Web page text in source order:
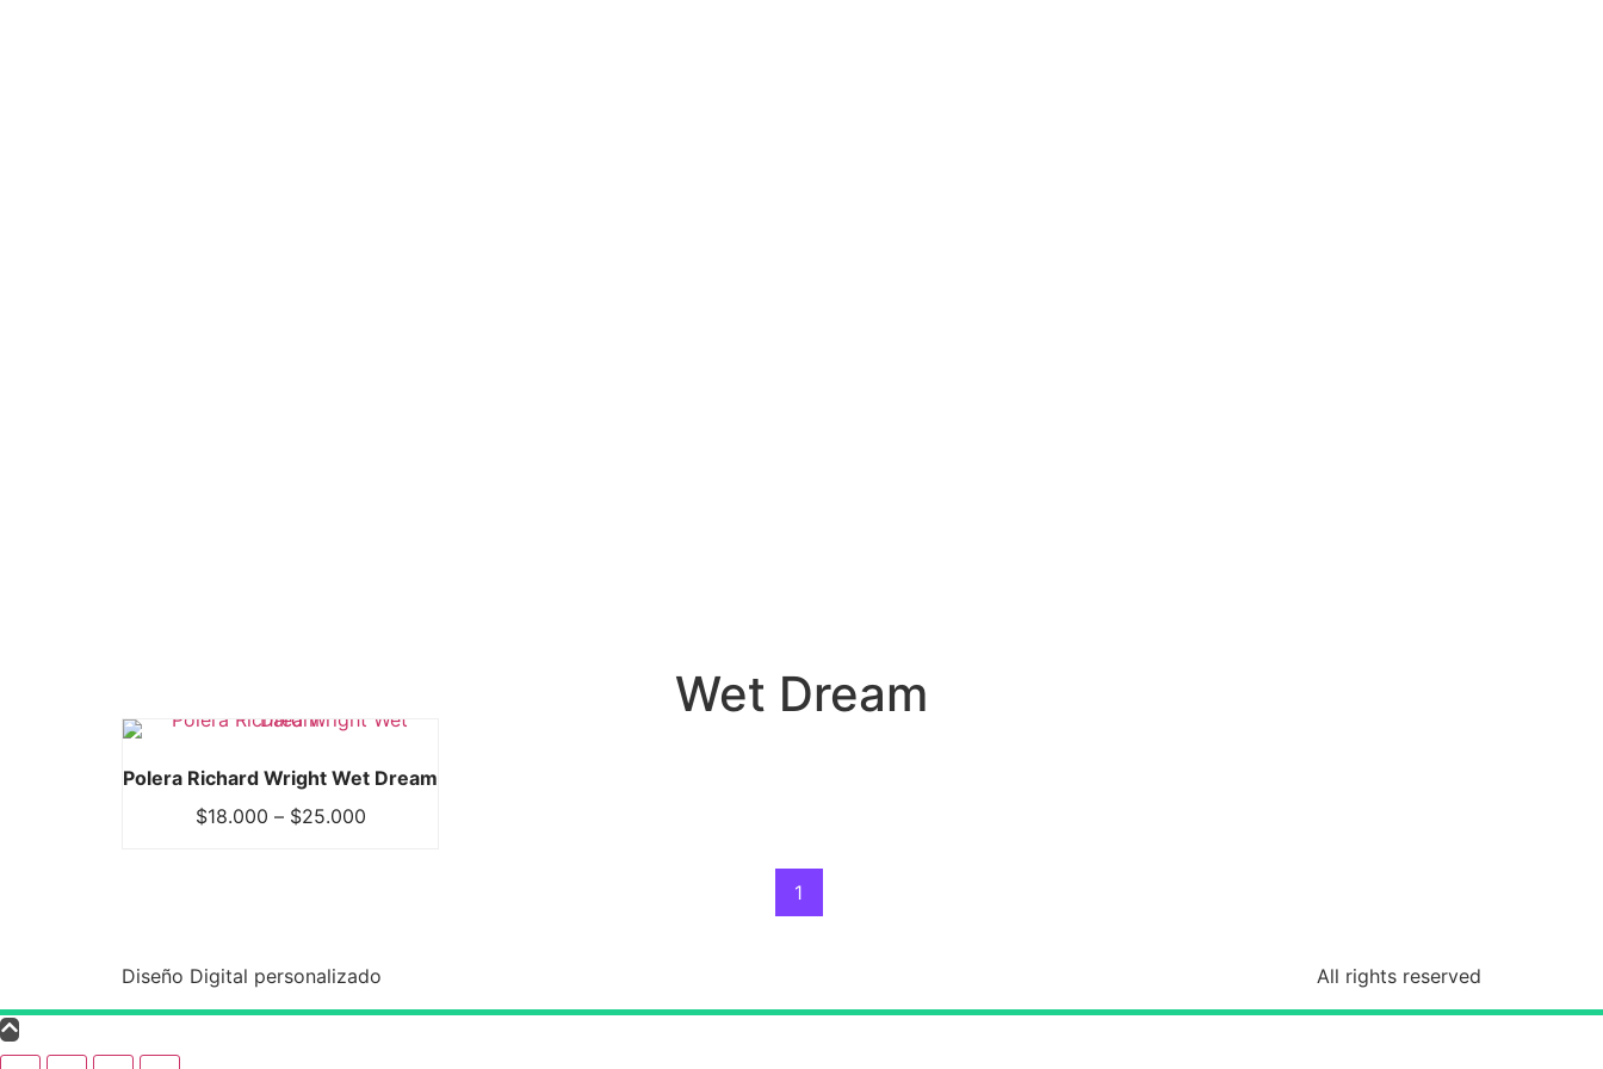
Wet Dream
Polera Richard Wright Wet Dream
$18.000 – $25.000
1
Diseño Digital personalizado All rights reserved